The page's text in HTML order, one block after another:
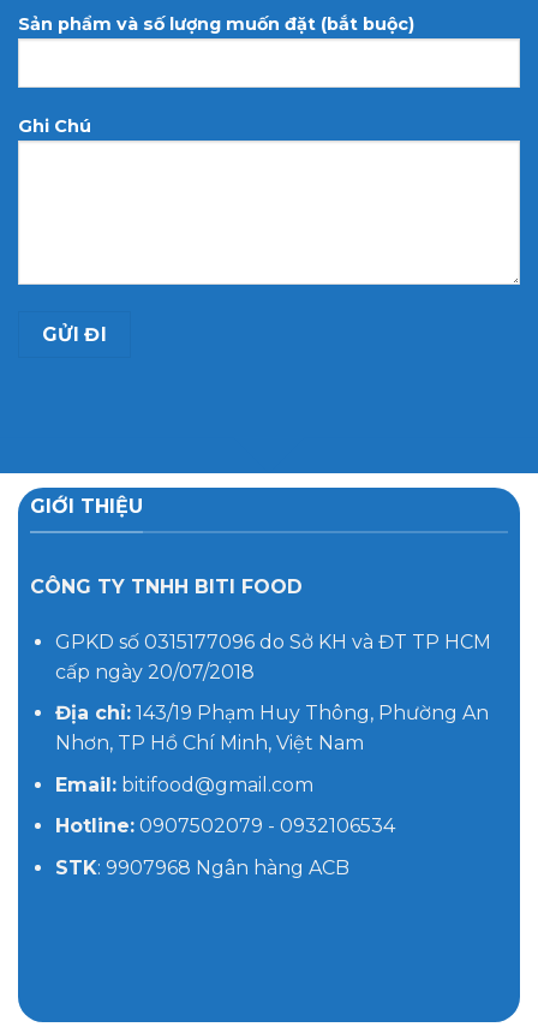
Sản phẩm và số lượng muốn đặt (bắt buộc)
Ghi Chú
GIỚI THIỆU
CÔNG TY TNHH BITI FOOD
GPKD số 0315177096 do Sở KH và ĐT TP HCM
cấp ngày 20/07/2018
Địa chỉ:143/19 Phạm Huy Thông, Phường An
Nhơn, TP Hồ Chí Minh, Việt Nam
Email:bitifood@gmail.com
Hotline:0907502079 - 0932106534
STK: 9907968 Ngân hàng ACB